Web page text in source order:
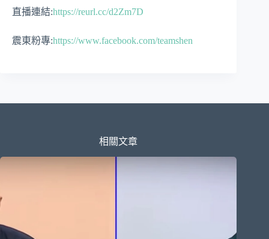
直播連結:https://reurl.cc/d2Zm7D
震東粉專:https://www.facebook.com/teamshen
相關文章